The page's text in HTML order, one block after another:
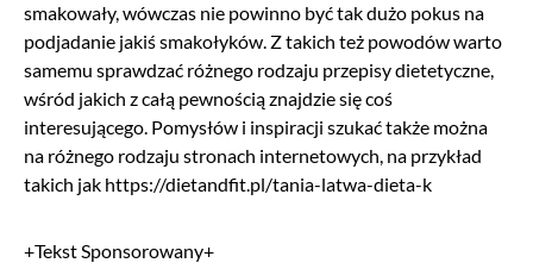
smakowały, wówczas nie powinno być tak dużo pokus na
podjadanie jakiś smakołyków. Z takich też powodów warto
samemu sprawdzać różnego rodzaju przepisy dietetyczne,
wśród jakich z całą pewnością znajdzie się coś
interesującego. Pomysłów i inspiracji szukać także można
na różnego rodzaju stronach internetowych, na przykład
takich jak https://dietandfit.pl/tania-latwa-dieta-k
+Tekst Sponsorowany+